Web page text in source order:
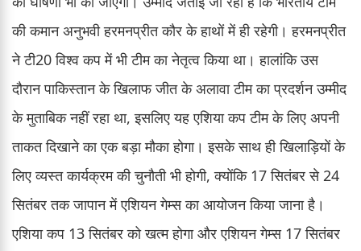
की कमान अनुभवी हरमनप्रीत कौर के हाथों में ही रहेगी। हरमनप्रीत
ने टी20 विश्व कप में भी टीम का नेतृत्व किया था। हालांकि उस
दौरान पाकिस्तान के खिलाफ जीत के अलावा टीम का प्रदर्शन उम्मीद
के मुताबिक नहीं रहा था, इसलिए यह एशिया कप टीम के लिए अपनी
ताकत दिखाने का एक बड़ा मौका होगा। इसके साथ ही खिलाड़ियों के
लिए व्यस्त कार्यक्रम की चुनौती भी होगी, क्योंकि 17 सितंबर से 24
सितंबर तक जापान में एशियन गेम्स का आयोजन किया जाना है।
एशिया कप 13 सितंबर को खत्म होगा और एशियन गेम्स 17 सितंबर